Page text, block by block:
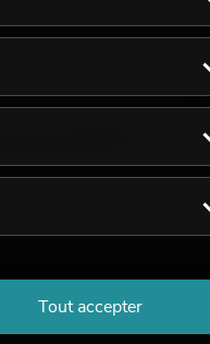
Multiconducteur
exemplaires disponibles
Tout accepter